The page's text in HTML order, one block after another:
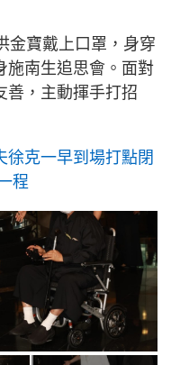
金寶戴上口罩，身穿
施南生追思會。面對
善，主動揮手打招
徐克一早到場打點閉
程